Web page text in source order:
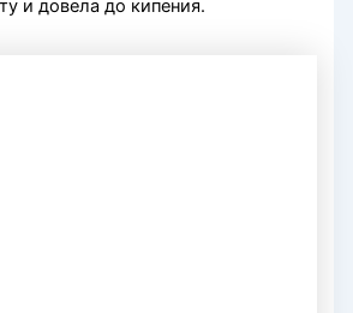
и довела до кипения.